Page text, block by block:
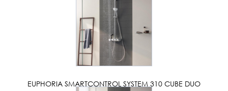
EUPHORIA SMARTCONTROL SYSTEM 310 CUBE DUO